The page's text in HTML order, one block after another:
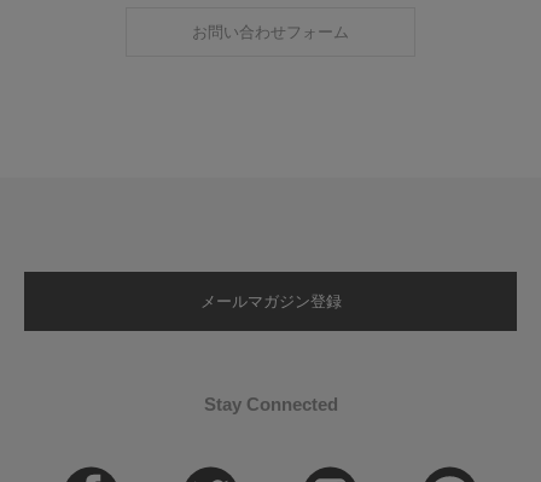
お問い合わせフォーム
メールマガジン登録
Stay Connected